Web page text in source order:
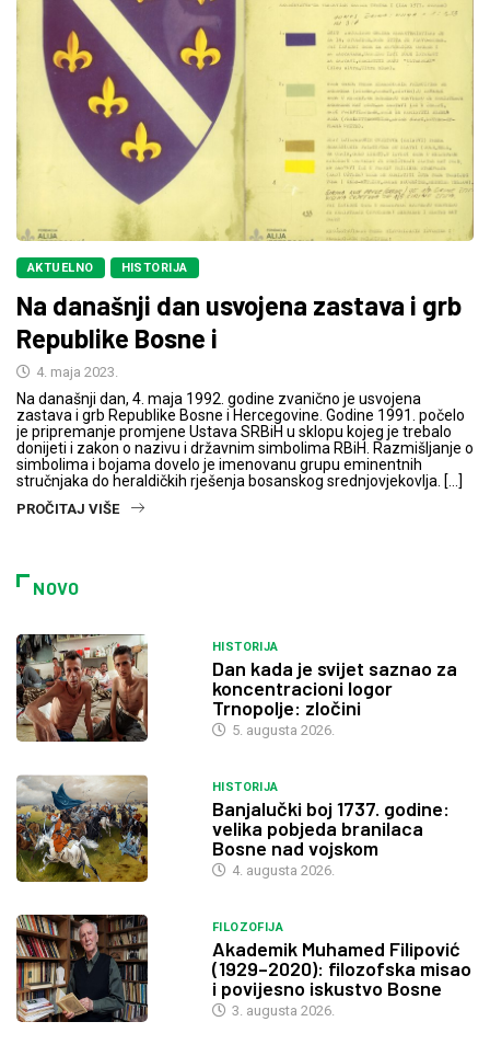
AKTUELNO HISTORIJA
Na današnji dan usvojena zastava i grb
Republike Bosne i
4. maja 2023.
Na današnji dan, 4. maja 1992. godine zvanično je usvojena
zastava i grb Republike Bosne i Hercegovine. Godine 1991. počelo
je pripremanje promjene Ustava SRBiH u sklopu kojeg je trebalo
donijeti i zakon o nazivu i državnim simbolima RBiH. Razmišljanje o
simbolima i bojama dovelo je imenovanu grupu eminentnih
stručnjaka do heraldičkih rješenja bosanskog srednjovjekovlja. […]
PROČITAJ VIŠE
NOVO
HISTORIJA
Dan kada je svijet saznao za
koncentracioni logor
Trnopolje: zločini
5. augusta 2026.
HISTORIJA
Banjalučki boj 1737. godine:
velika pobjeda branilaca
Bosne nad vojskom
4. augusta 2026.
FILOZOFIJA
Akademik Muhamed Filipović
(1929–2020): filozofska misao
i povijesno iskustvo Bosne
3. augusta 2026.